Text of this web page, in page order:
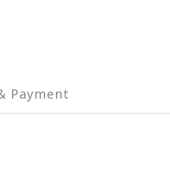
Payment